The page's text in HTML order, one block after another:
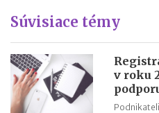
Cestovné náhrady pri
Odpisovanie elektromobilov a
Kontroly v oblasti registratúry
Registratúrny plán a
Súvisiace témy
v roku